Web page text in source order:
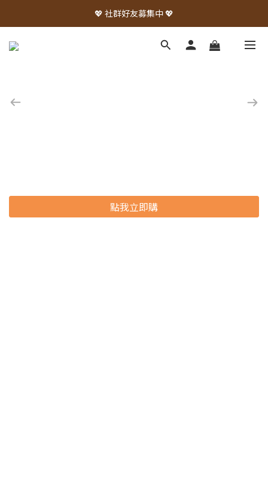
💖 社群好友募集中 💖
點我立即購